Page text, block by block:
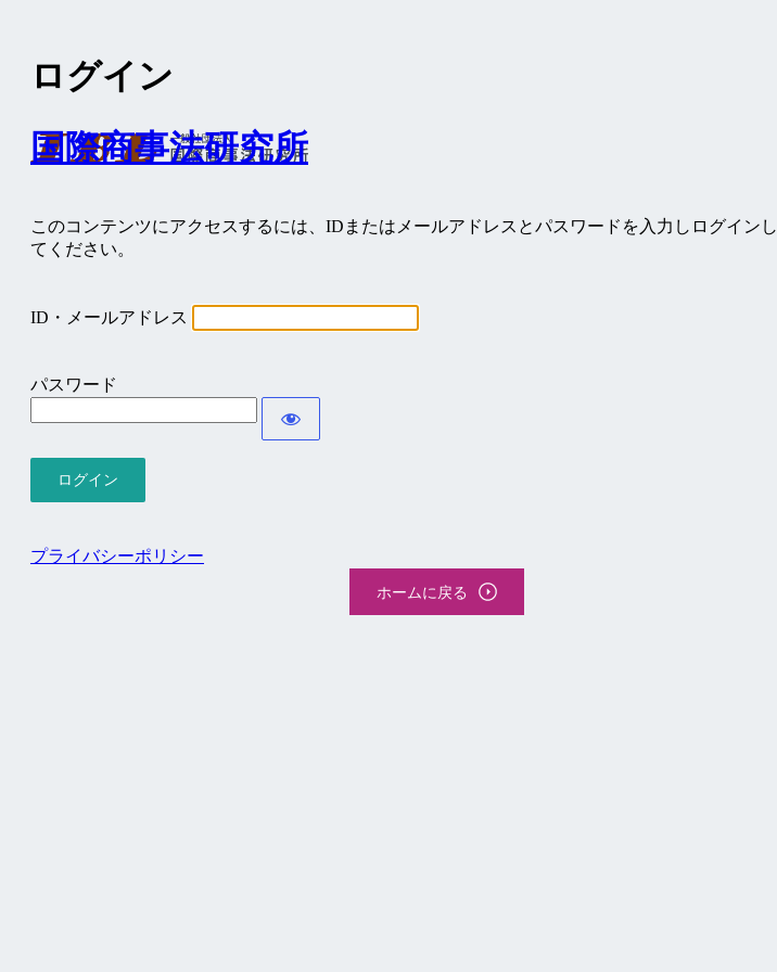
ログイン
国際商事法研究所
このコンテンツにアクセスするには、IDまたはメールアドレスとパスワードを入力しログインし
てください。
ID・メールアドレス
パスワード
プライバシーポリシー
ホームに戻る